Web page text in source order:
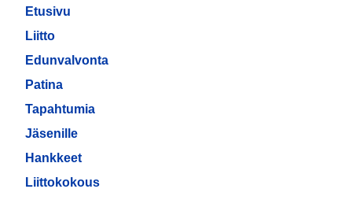
Etusivu
Liitto
Edunvalvonta
Patina
Tapahtumia
Jäsenille
Hankkeet
Liittokokous